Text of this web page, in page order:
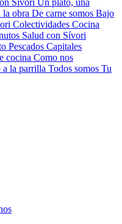
Sívori Un plato, una
la obra De carne somos Bajo
Colectividades Cocina
Salud con Sívori
Pescados Capitales
cocina Como nos
a la parrilla Todos somos Tu